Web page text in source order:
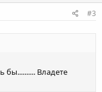
#3
бы.......... Владете